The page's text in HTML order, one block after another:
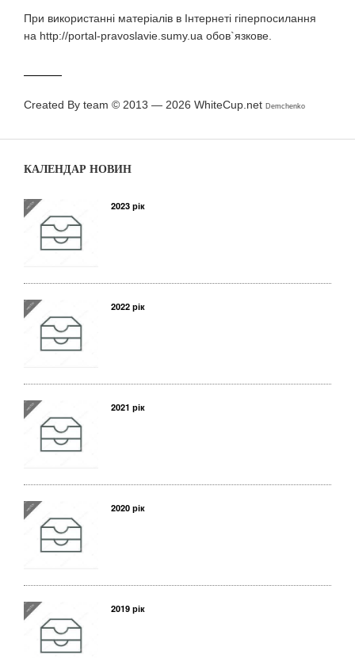
При використаннi матерiалiв в Iнтернетi гiперпосилання
на http://portal-pravoslavie.sumy.ua обов`язкове.
Created By team © 2013 — 2026 WhiteCup.net Demchenko
КАЛЕНДАР НОВИН
2023 рік
2022 рік
2021 рік
2020 рік
2019 рік